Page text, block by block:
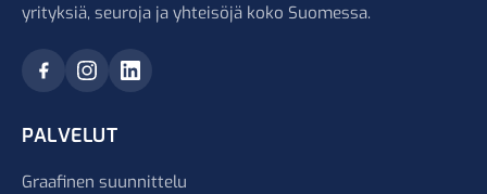
yrityksiä, seuroja ja yhteisöjä koko Suomessa.
PALVELUT
Graafinen suunnittelu